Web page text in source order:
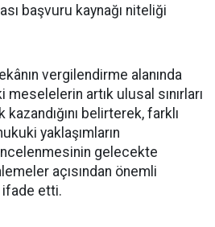
başvuru kaynağı niteliği
vergilendirme alanında
meselelerin artık ulusal sınırları
belirterek, farklı
yaklaşımların
incelenmesinin gelecekte
açısından önemli
ifade etti.